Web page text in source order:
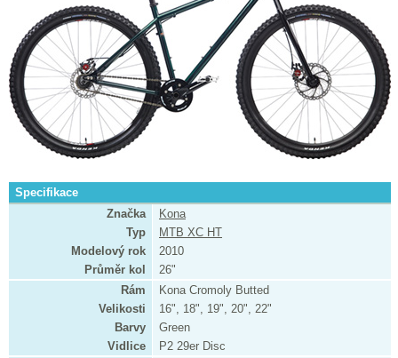
Specifikace
Značka
Kona
Typ
MTB XC HT
Modelový rok
2010
Průměr kol
26"
Rám
Kona Cromoly Butted
Velikosti
16", 18", 19", 20", 22"
Barvy
Green
Vidlice
P2 29er Disc